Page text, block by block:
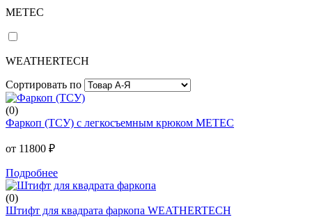
METEC
WEATHERTECH
Сортировать по
(0)
Фаркоп (ТСУ) с легкосъемным крюком METEC
от 11800 ₽
Подробнее
(0)
Штифт для квадрата фаркопа WEATHERTECH